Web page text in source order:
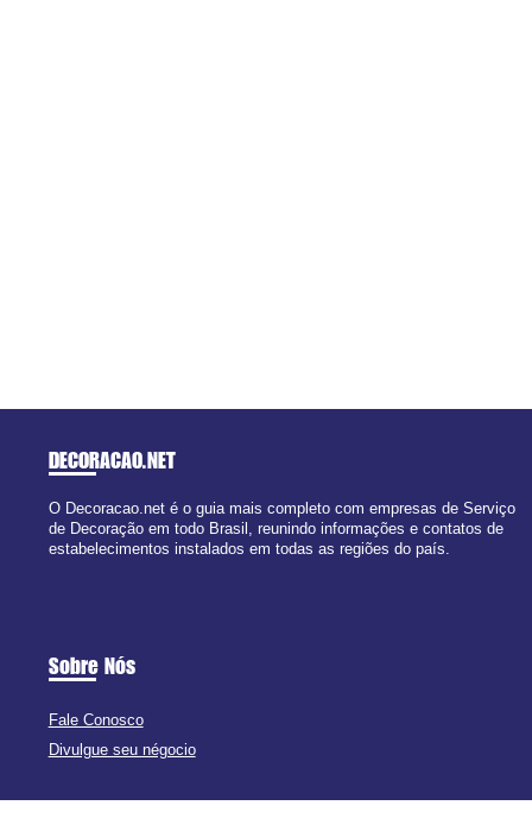
DECORACAO.NET
O Decoracao.net é o guia mais completo com empresas de Serviço
de Decoração em todo Brasil, reunindo informações e contatos de
estabelecimentos instalados em todas as regiões do país.
Sobre Nós
Fale Conosco
Divulgue seu négocio